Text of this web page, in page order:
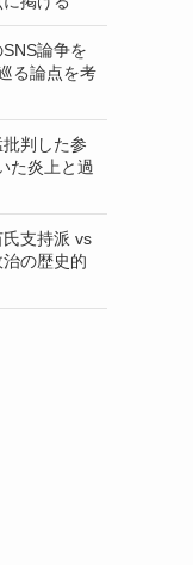
論争を
る論点を考
批判した参
た炎上と過
氏支持派 vs
の歴史的